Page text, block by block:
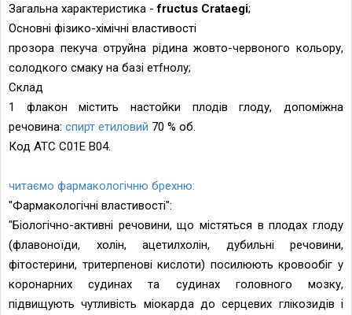
Загальна характеристика -fructus Crataegi;
Основні фізико-хімічні властивості
прозора пекуча отруйна рідина жовто-червоного кольору,
солодкого смаку на базі етfнолу;
Склад
1 флакон містить настойки плодів глоду, допоміжна
речовина: спирт етиловий 70 % об.
Код АТС С01Е В04.
читаємо фармакологічню брехню:
"Фармакологічні властивості":
"Біологічно-активні речовини, що містяться в плодах глоду
(флавоноїди, холін, ацетилхолін, дубильні речовини,
фітостерини, тритерпенові кислоти) посилюють кровообіг у
коронарних судинах та судинах головного мозку,
підвищують чутливість міокарда до серцевих глікозидів і